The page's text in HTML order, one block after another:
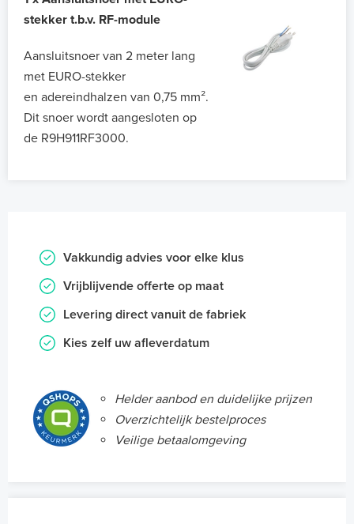
stekker t.b.v. RF-module
Aansluitsnoer van 2 meter lang
met EURO-stekker
en adereindhalzen van 0,75 mm².
Dit snoer wordt aangesloten op
de R9H911RF3000.
Vakkundig advies voor elke klus
Vrijblijvende offerte op maat
Levering direct vanuit de fabriek
Kies zelf uw afleverdatum
Helder aanbod en duidelijke prijzen
Overzichtelijk bestelproces
Veilige betaalomgeving